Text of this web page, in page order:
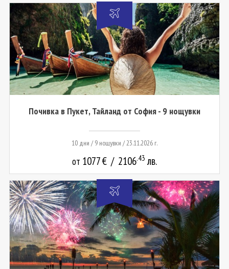
Почивка в Пукет, Тайланд от София - 9 нощувки
10 дни / 9 нощувки / 23.11.2026 г.
от 1077€ / 2106.43 лв.